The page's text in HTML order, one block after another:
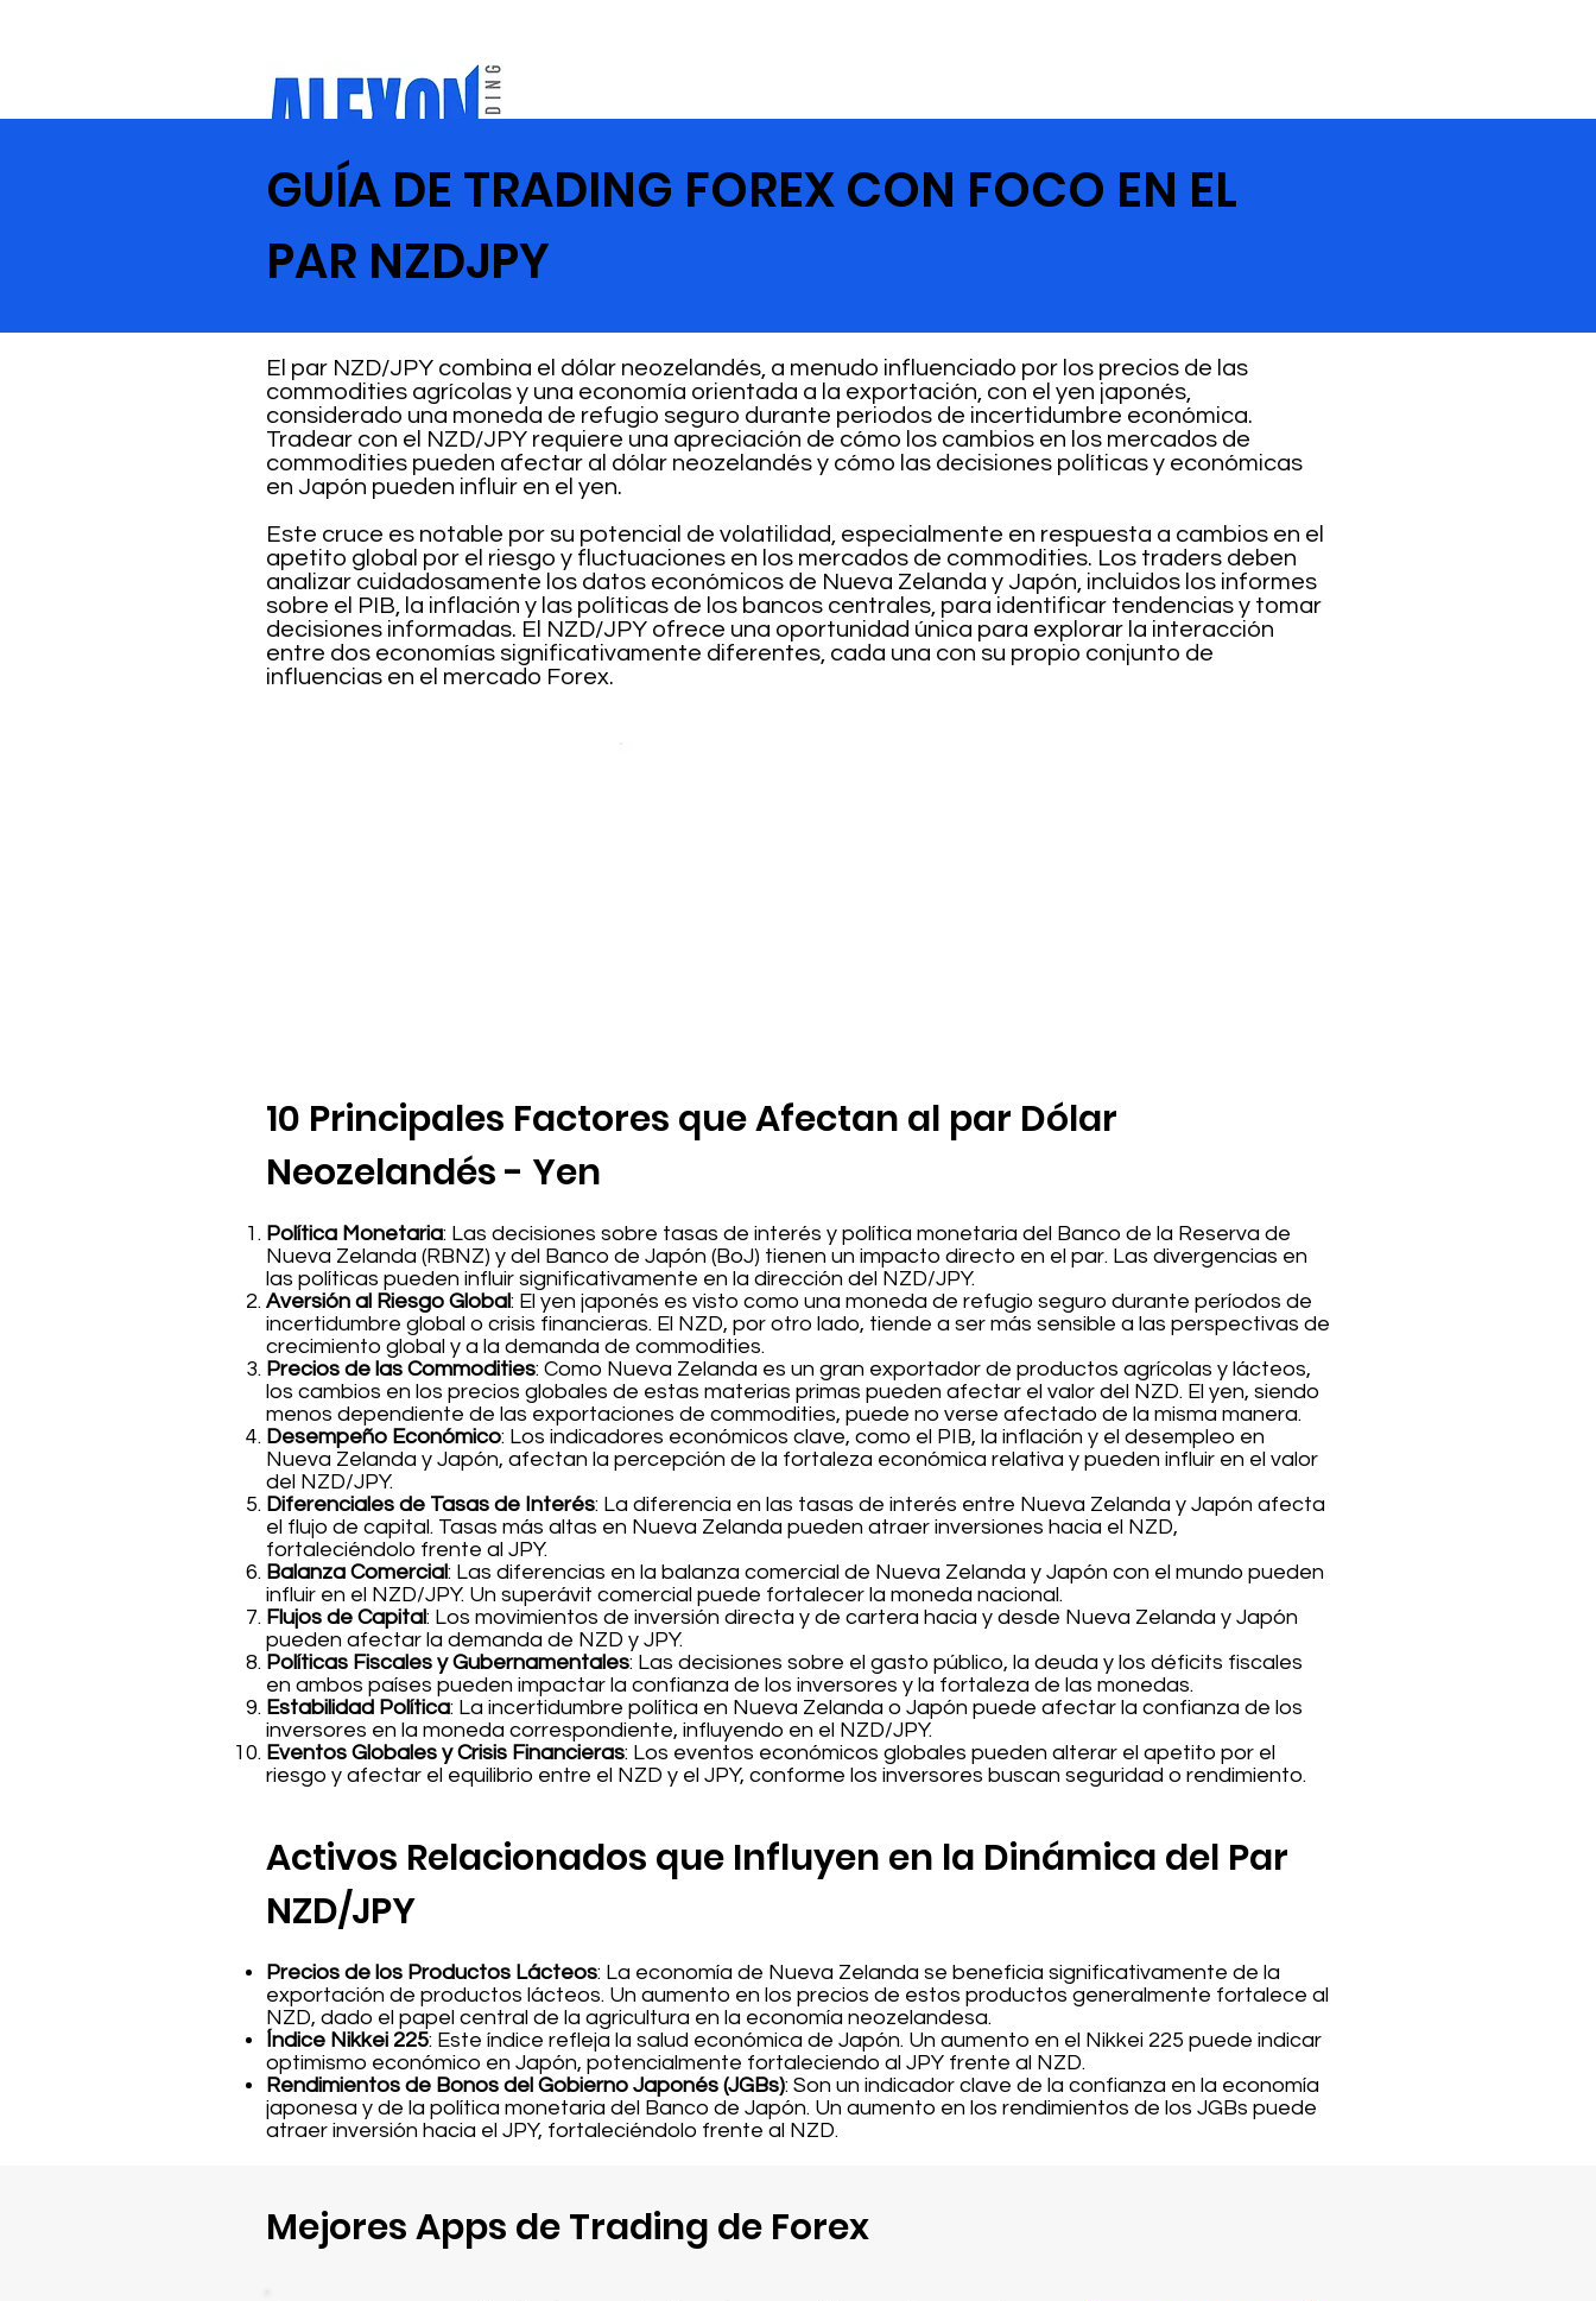
GUÍA DE TRADING FOREX CON FOCO EN EL
PAR NZDJPY
El par NZD/JPY combina el dólar neozelandés, a menudo influenciado por los precios de las
commodities agrícolas y una economía orientada a la exportación, con el yen japonés,
considerado una moneda de refugio seguro durante periodos de incertidumbre económica.
Tradear con el NZD/JPY requiere una apreciación de cómo los cambios en los mercados de
commodities pueden afectar al dólar neozelandés y cómo las decisiones políticas y económicas
en Japón pueden influir en el yen.
Este cruce es notable por su potencial de volatilidad, especialmente en respuesta a cambios en el
apetito global por el riesgo y fluctuaciones en los mercados de commodities. Los traders deben
analizar cuidadosamente los datos económicos de Nueva Zelanda y Japón, incluidos los informes
sobre el PIB, la inflación y las políticas de los bancos centrales, para identificar tendencias y tomar
decisiones informadas. El NZD/JPY ofrece una oportunidad única para explorar la interacción
entre dos economías significativamente diferentes, cada una con su propio conjunto de
influencias en el mercado Forex.
10 Principales Factores que Afectan al par Dólar
Neozelandés - Yen
Política Monetaria: Las decisiones sobre tasas de interés y política monetaria del Banco de la Reserva de
Nueva Zelanda (RBNZ) y del Banco de Japón (BoJ) tienen un impacto directo en el par. Las divergencias en
las políticas pueden influir significativamente en la dirección del NZD/JPY.
Aversión al Riesgo Global: El yen japonés es visto como una moneda de refugio seguro durante períodos de
incertidumbre global o crisis financieras. El NZD, por otro lado, tiende a ser más sensible a las perspectivas de
crecimiento global y a la demanda de commodities.
Precios de las Commodities: Como Nueva Zelanda es un gran exportador de productos agrícolas y lácteos,
los cambios en los precios globales de estas materias primas pueden afectar el valor del NZD. El yen, siendo
menos dependiente de las exportaciones de commodities, puede no verse afectado de la misma manera.
Desempeño Económico: Los indicadores económicos clave, como el PIB, la inflación y el desempleo en
Nueva Zelanda y Japón, afectan la percepción de la fortaleza económica relativa y pueden influir en el valor
del NZD/JPY.
Diferenciales de Tasas de Interés: La diferencia en las tasas de interés entre Nueva Zelanda y Japón afecta
el flujo de capital. Tasas más altas en Nueva Zelanda pueden atraer inversiones hacia el NZD,
fortaleciéndolo frente al JPY.
Balanza Comercial: Las diferencias en la balanza comercial de Nueva Zelanda y Japón con el mundo pueden
influir en el NZD/JPY. Un superávit comercial puede fortalecer la moneda nacional.
Flujos de Capital: Los movimientos de inversión directa y de cartera hacia y desde Nueva Zelanda y Japón
pueden afectar la demanda de NZD y JPY.
Políticas Fiscales y Gubernamentales: Las decisiones sobre el gasto público, la deuda y los déficits fiscales
en ambos países pueden impactar la confianza de los inversores y la fortaleza de las monedas.
Estabilidad Política: La incertidumbre política en Nueva Zelanda o Japón puede afectar la confianza de los
inversores en la moneda correspondiente, influyendo en el NZD/JPY.
Eventos Globales y Crisis Financieras: Los eventos económicos globales pueden alterar el apetito por el
riesgo y afectar el equilibrio entre el NZD y el JPY, conforme los inversores buscan seguridad o rendimiento.
Activos Relacionados que Influyen en la Dinámica del Par
NZD/JPY
Precios de los Productos Lácteos: La economía de Nueva Zelanda se beneficia significativamente de la
exportación de productos lácteos. Un aumento en los precios de estos productos generalmente fortalece al
NZD, dado el papel central de la agricultura en la economía neozelandesa.
Índice Nikkei 225: Este índice refleja la salud económica de Japón. Un aumento en el Nikkei 225 puede indicar
optimismo económico en Japón, potencialmente fortaleciendo al JPY frente al NZD.
Rendimientos de Bonos del Gobierno Japonés (JGBs): Son un indicador clave de la confianza en la economía
japonesa y de la política monetaria del Banco de Japón. Un aumento en los rendimientos de los JGBs puede
atraer inversión hacia el JPY, fortaleciéndolo frente al NZD.
Mejores Apps de Trading de Forex